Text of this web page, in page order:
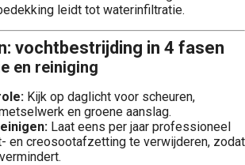
leidt tot waterinfiltratie.
vochtbestrijding in 4 fasen
en reiniging
Kijk op daglicht voor scheuren,
en groene aanslag.
Laat eens per jaar professioneel
en creosootafzetting te verwijderen, zodat